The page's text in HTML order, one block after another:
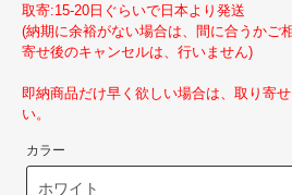
取寄:15-20日ぐらいで日本より発送
(納期に余裕がない場合は、間に合うかご
寄せ後のキャンセルは、行いません)
即納商品だけ早く欲しい場合は、取り寄
い。
カラー